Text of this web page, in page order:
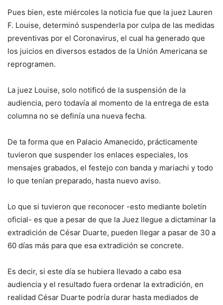
Pues bien, este miércoles la noticia fue que la juez Lauren
F. Louise, determinó suspenderla por culpa de las medidas
preventivas por el Coronavirus, el cual ha generado que
los juicios en diversos estados de la Unión Americana se
reprogramen.
La juez Louise, solo notificó de la suspensión de la
audiencia, pero todavía al momento de la entrega de esta
columna no se definía una nueva fecha.
De ta forma que en Palacio Amanecido, prácticamente
tuvieron que suspender los enlaces especiales, los
mensajes grabados, el festejo con banda y mariachi y todo
lo que tenían preparado, hasta nuevo aviso.
Lo que si tuvieron que reconocer -esto mediante boletín
oficial- es que a pesar de que la Juez llegue a dictaminar la
extradición de César Duarte, pueden llegar a pasar de 30 a
60 días más para que esa extradición se concrete.
Es decir, si este día se hubiera llevado a cabo esa
audiencia y el resultado fuera ordenar la extradición, en
realidad César Duarte podría durar hasta mediados de